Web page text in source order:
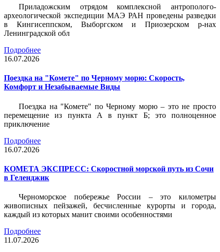
Приладожским отрядом комплексной антрополого-
археологической экспедиции МАЭ РАН проведены разведки
в Кингисеппском, Выборгском и Приозерском р-нах
Ленинградской обл
Подробнее
16.07.2026
Поездка на "Комете" по Черному морю: Скорость,
Комфорт и Незабываемые Виды
Поездка на "Комете" по Черному морю – это не просто
перемещение из пункта А в пункт Б; это полноценное
приключение
Подробнее
16.07.2026
КОМЕТА ЭКСПРЕСС: Скоростной морской путь из Сочи
в Геленджик
Черноморское побережье России – это километры
живописных пейзажей, бесчисленные курорты и города,
каждый из которых манит своими особенностями
Подробнее
11.07.2026